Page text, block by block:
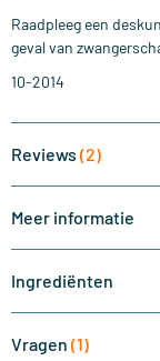
Raadpleeg een
geval van
10-2014
Reviews (2)
Meer informatie
Ingrediënten
Vragen (1)